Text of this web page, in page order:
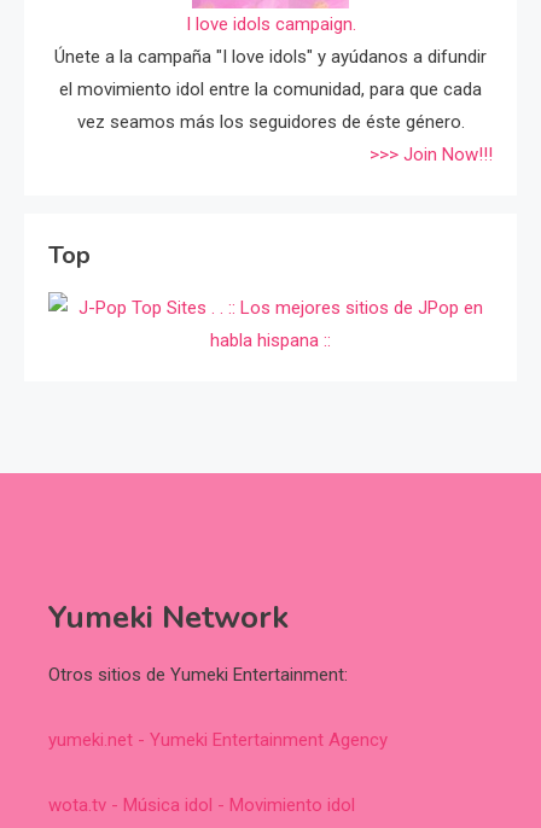
I love idols campaign.
Únete a la campaña "I love idols" y ayúdanos a difundir
el movimiento idol entre la comunidad, para que cada
vez seamos más los seguidores de éste género.
>>> Join Now!!!
Top
Yumeki Network
Otros sitios de Yumeki Entertainment:
yumeki.net - Yumeki Entertainment Agency
wota.tv - Música idol - Movimiento idol